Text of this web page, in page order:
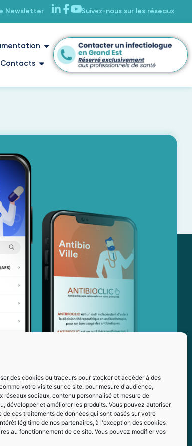
des cookies ou traceurs pour stocker et accéder à des
votre visite sur ce site, pour mesure d'audience,
réseaux sociaux, contenu personnalisé et mesure de
développer et améliorer les produits. Vous pouvez autoriser
de ces traitements de données qui sont basés sur votre
légitime de nos partenaires, à l'exception des cookies
au fonctionnement de ce site. Vous pouvez modifier vos
Newsletter Suivez-nous sur les réseaux
Contacts